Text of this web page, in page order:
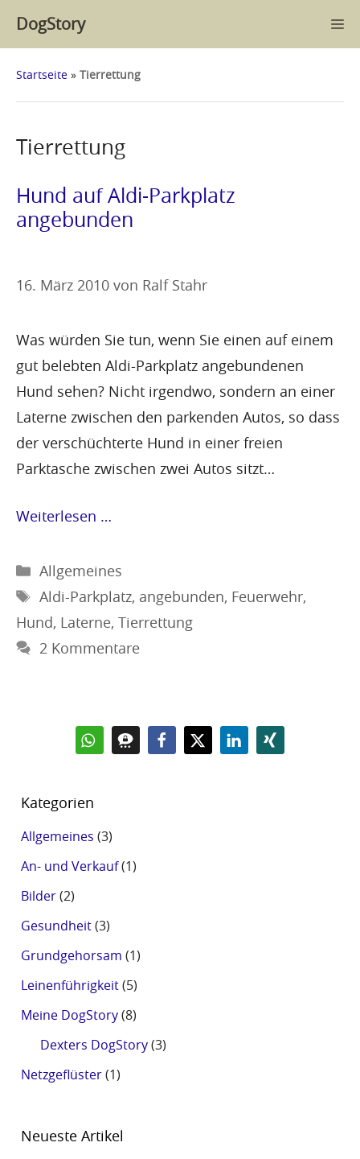
Zum
DogStory
Startseite » Tierrettung
Tierrettung
Hund auf Aldi-Parkplatz
angebunden
16. März 2010 von Ralf Stahr
Was würden Sie tun, wenn Sie einen auf einem
gut belebten Aldi-Parkplatz angebundenen
Hund sehen? Nicht irgendwo, sondern an einer
Laterne zwischen den parkenden Autos, so dass
der verschüchterte Hund in einer freien
Parktasche zwischen zwei Autos sitzt…
Weiterlesen …
Kategorien
Allgemeines
Schlagwörter
Aldi-Parkplatz, angebunden, Feuerwehr,
Hund, Laterne, Tierrettung
2 Kommentare
Kategorien
Allgemeines (3)
An- und Verkauf(1)
Bilder(2)
Gesundheit(3)
Grundgehorsam (1)
Leinenführigkeit(5)
Meine DogStory(8)
Dexters DogStory(3)
Netzgeflüster(1)
Neueste Artikel